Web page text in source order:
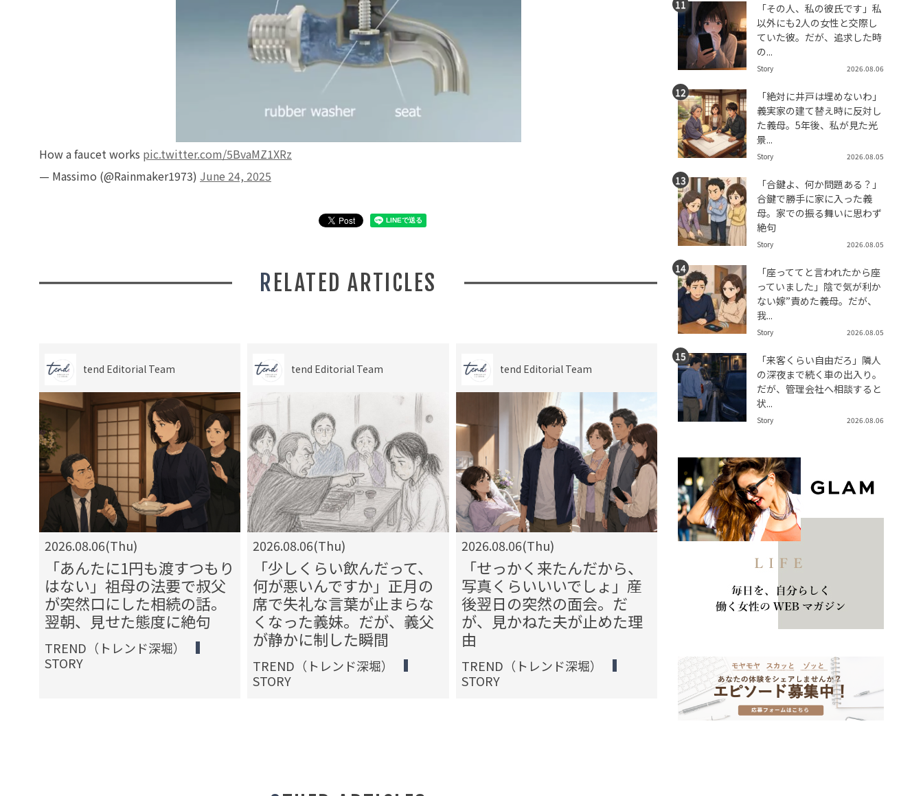
How a faucet works pic.twitter.com/5BvaMZ1XRz
— Massimo (@Rainmaker1973) June 24, 2025
RELATED ARTICLES
tend Editorial Team
2026.08.06(Thu)
「あんたに1円も渡すつもり
はない」祖母の法要で叔父
が突然口にした相続の話。
翌朝、見せた態度に絶句
TREND（トレンド深堀）
STORY
tend Editorial Team
2026.08.06(Thu)
「少しくらい飲んだって、
何が悪いんですか」正月の
席で失礼な言葉が止まらな
くなった義妹。だが、義父
が静かに制した瞬間
TREND（トレンド深堀）
STORY
tend Editorial Team
2026.08.06(Thu)
「せっかく来たんだから、
写真くらいいいでしょ」産
後翌日の突然の面会。だ
が、見かねた夫が止めた理
由
TREND（トレンド深堀）
STORY
tend Editorial Team
2026.08.06(Thu)
「子どもがいるので、多少
の足音はどうしても」早朝
や夜にも響く上階の足音。
TREND（トレンド深堀）
STORY
「その人、私の彼氏です」私
以外にも2人の女性と交際し
ていた彼。だが、追求した時
の...
Story 2026.08.06
「絶対に井戸は埋めないわ」
義実家の建て替え時に反対し
た義母。5年後、私が見た光
景...
Story 2026.08.05
「合鍵よ、何か問題ある？」
合鍵で勝手に家に入った義
母。家での振る舞いに思わず
絶句
Story 2026.08.05
「座っててと言われたから座
っていました」陰で気が利か
ない嫁”責めた義母。だが、
我...
Story 2026.08.05
「来客くらい自由だろ」隣人
の深夜まで続く車の出入り。
だが、管理会社へ相談すると
状...
Story 2026.08.06